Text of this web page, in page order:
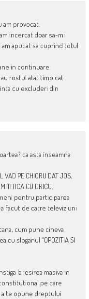
am provocat.
incercat doar sa-mi
apucat sa cuprind totul
in continuare:
rostul atat timp cat
cu excluderi din
ca asta inseamna
PE CHIORU DAT JOS,
CU DRICU.
pentru participarea
facut de catre televiziuni
cum pune cineva
sloganul “OPOZITIA SI
la iesirea masiva in
pe care
a te opune dreptului